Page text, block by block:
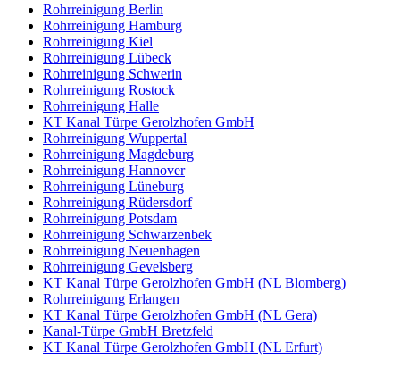
Rohrreinigung Berlin
Rohrreinigung Hamburg
Rohrreinigung Kiel
Rohrreinigung Lübeck
Rohrreinigung Schwerin
Rohrreinigung Rostock
Rohrreinigung Halle
KT Kanal Türpe Gerolzhofen GmbH
Rohrreinigung Wuppertal
Rohrreinigung Magdeburg
Rohrreinigung Hannover
Rohrreinigung Lüneburg
Rohrreinigung Rüdersdorf
Rohrreinigung Potsdam
Rohrreinigung Schwarzenbek
Rohrreinigung Neuenhagen
Rohrreinigung Gevelsberg
KT Kanal Türpe Gerolzhofen GmbH (NL Blomberg)
Rohrreinigung Erlangen
KT Kanal Türpe Gerolzhofen GmbH (NL Gera)
Kanal-Türpe GmbH Bretzfeld
KT Kanal Türpe Gerolzhofen GmbH (NL Erfurt)